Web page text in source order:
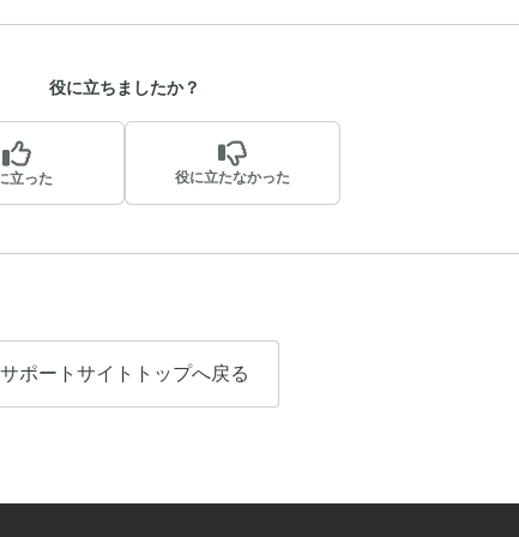
役に立ちましたか？
立った 役に立たなかった
サポートサイトトップへ戻る